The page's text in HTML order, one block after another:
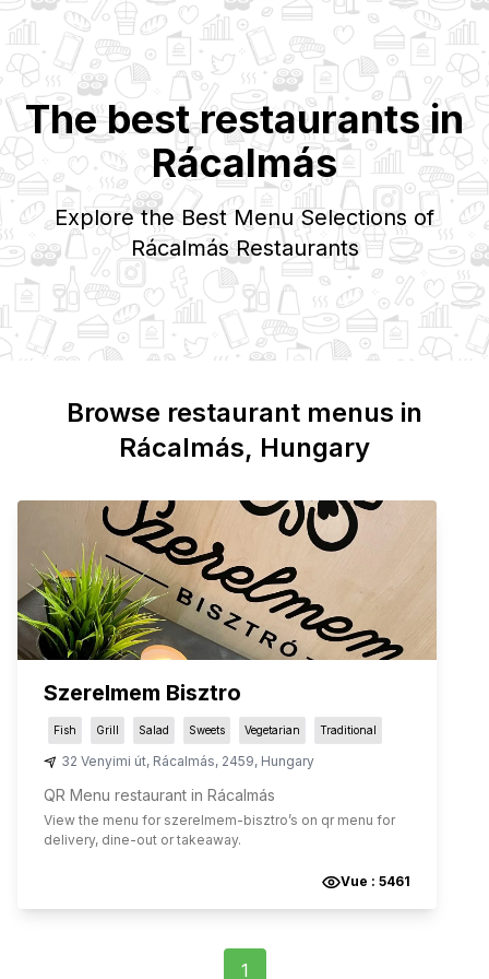
The best restaurants in
Rácalmás
Explore the Best Menu Selections of
RácalmásRestaurants
Browse restaurant menus in
Rácalmás, Hungary
Szerelmem Bisztro
Fish Grill Salad Sweets Vegetarian Traditional
32 Venyimi út, Rácalmás, 2459, Hungary
QR Menu restaurant in Rácalmás
View the menu for szerelmem-bisztro’s on qr menu for
delivery, dine-out or takeaway.
Vue : 5461
1